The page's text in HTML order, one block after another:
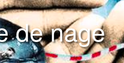
de nage